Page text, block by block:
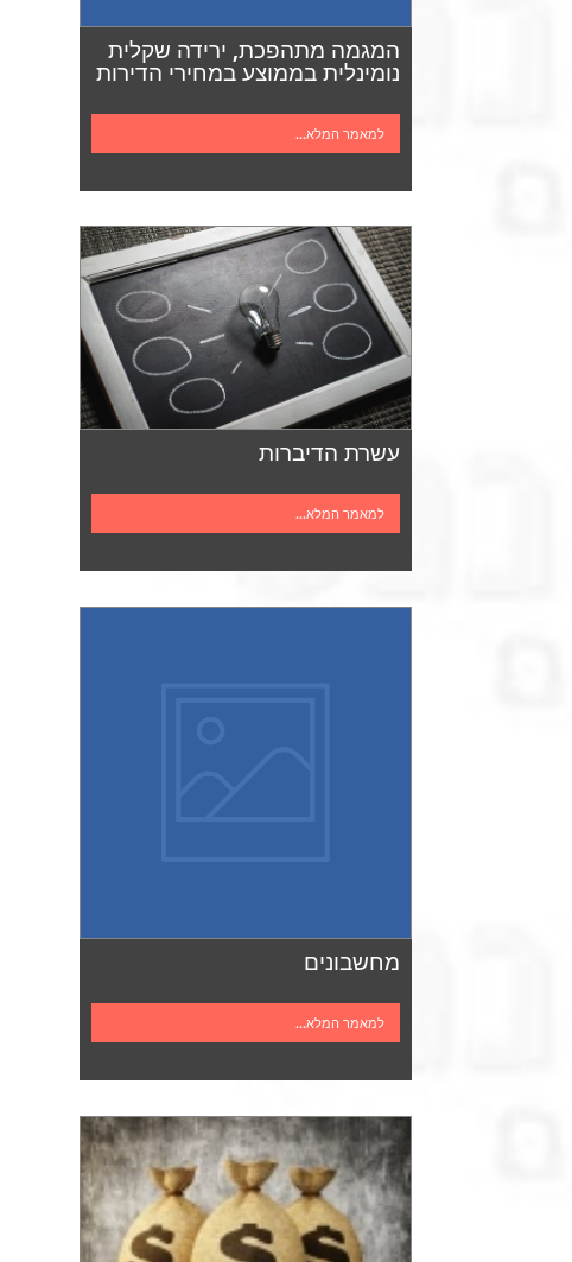
המגמה מתהפכת, ירידה שקלית
נומינלית בממוצע במחירי הדירות
למאמר המלא...
עשרת הדיברות
למאמר המלא...
מחשבונים
למאמר המלא...